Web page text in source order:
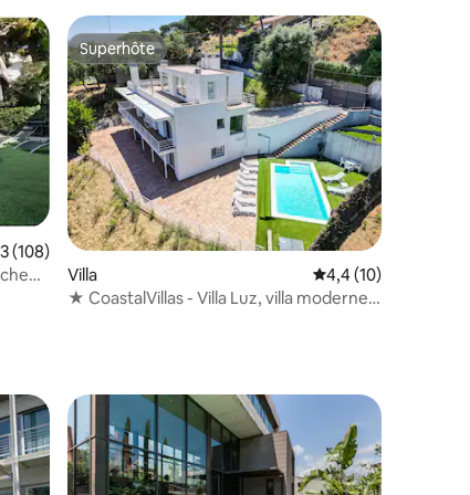
: 4,2 sur 5
moyenne sur la base de 108 commentaires : 4,83 sur 5
(108)
Superhôte
Superhôte
Villa Évaluation
4,4 (10)
★ CoastalVillas - Villa Luz, villa moderne